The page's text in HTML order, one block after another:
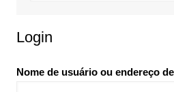
Login
Nome de usuário ou endereço